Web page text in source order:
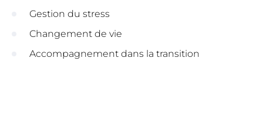
Gestion du stress
Changement de vie
Accompagnement dans la transition